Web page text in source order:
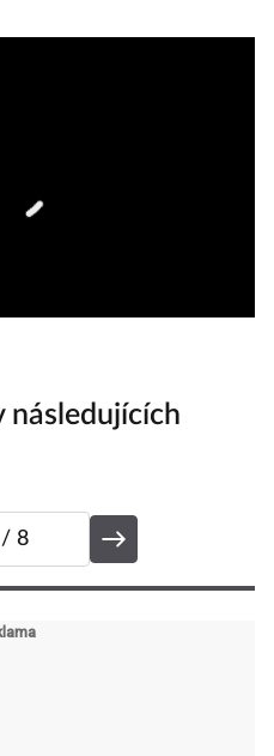
následujících
/ 8